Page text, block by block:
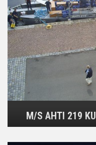
M/S AHTI 219